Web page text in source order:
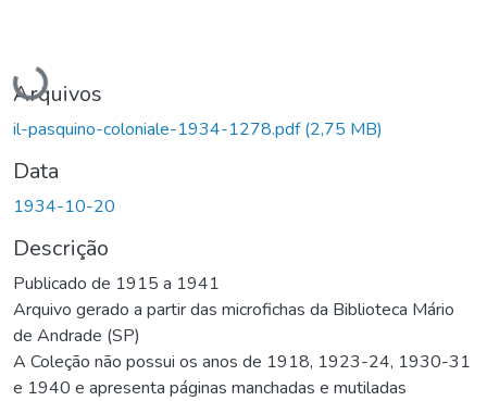
Carregando...
Arquivos
il-pasquino-coloniale-1934-1278.pdf(2,75 MB)
Data
1934-10-20
Descrição
Publicado de 1915 a 1941
Arquivo gerado a partir das microfichas da Biblioteca Mário
de Andrade (SP)
A Coleção não possui os anos de 1918, 1923-24, 1930-31
e 1940 e apresenta páginas manchadas e mutiladas